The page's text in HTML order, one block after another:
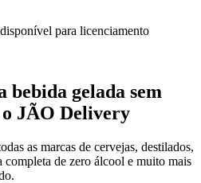
para licenciamento
bebida gelada sem
o JÃO Delivery
as marcas de cervejas, destilados,
de zero álcool e muito mais